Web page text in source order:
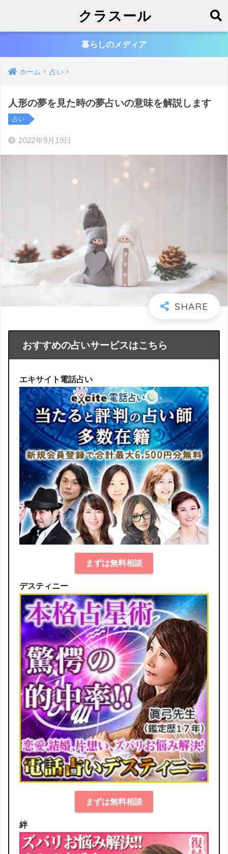
クラスール
暮らしのメディア
ホーム 占い
人形の夢を見た時の夢占いの意味を解説します
占い
2022年9月19日
おすすめの占いサービスはこちら
エキサイト電話占い
まずは無料相談
デスティニー
まずは無料相談
絆